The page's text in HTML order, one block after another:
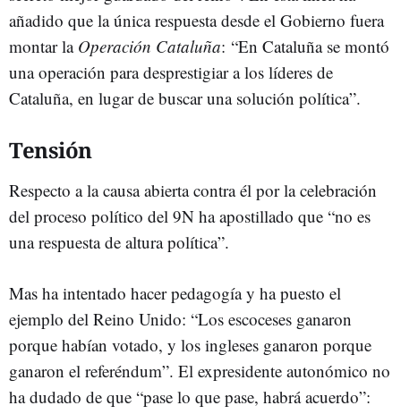
añadido que la única respuesta desde el Gobierno fuera
montar la Operación Cataluña: “En Cataluña se montó
una operación para desprestigiar a los líderes de
Cataluña, en lugar de buscar una solución política”.
Tensión
Respecto a la causa abierta contra él por la celebración
del proceso político del 9N ha apostillado que “no es
una respuesta de altura política”.
Mas ha intentado hacer pedagogía y ha puesto el
ejemplo del Reino Unido: “Los escoceses ganaron
porque habían votado, y los ingleses ganaron porque
ganaron el referéndum”. El expresidente autonómico no
ha dudado de que “pase lo que pase, habrá acuerdo”: